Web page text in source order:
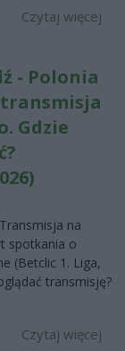
Czytaj więcej
- Polonia
Gdzie
na
spotkania o
(Betclic 1. Liga,
transmisję?
Czytaj więcej